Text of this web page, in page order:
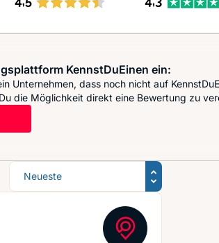
KennstDuEinen ein:
Unternehmen, dass noch nicht auf
die Möglichkeit direkt eine Bewertung zu
Sortierung